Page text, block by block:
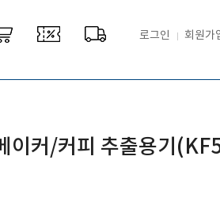
로그인 회원가
이커/커피 추출용기